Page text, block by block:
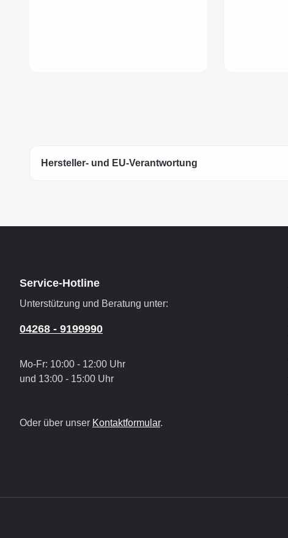
Hersteller- und EU-Verantwortung
Service-Hotline
Unterstützung und Beratung unter:
04268 - 9199990
Mo-Fr: 10:00 - 12:00 Uhr
und 13:00 - 15:00 Uhr
Oder über unser Kontaktformular.